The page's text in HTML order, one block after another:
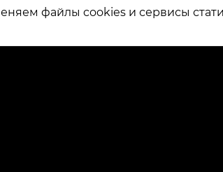
файлы cookies и сервисы